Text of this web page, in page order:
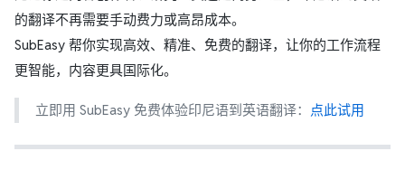
的翻译不再需要手动费力或高昂成本。
SubEasy 帮你实现高效、精准、免费的翻译，让你的工作流程
更智能，内容更具国际化。
立即用 SubEasy 免费体验印尼语到英语翻译： 点此试用